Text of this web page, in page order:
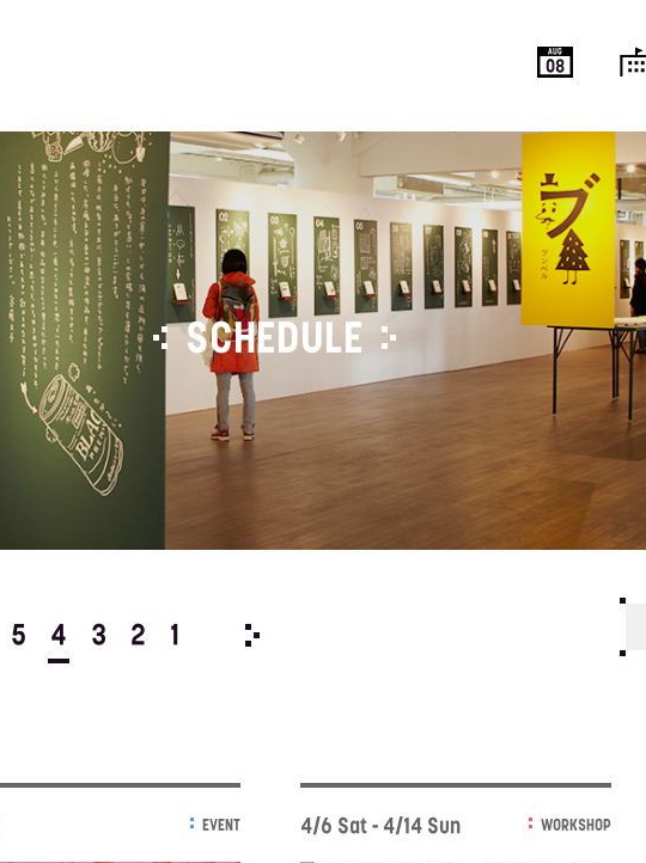
AUG
08
SCHEDULE
5 4 3 2 1 2012/
EVENT 4/6 Sat - 4/14 Sun WORKSHOP